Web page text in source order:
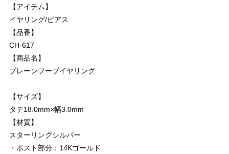
【アイテム】
イヤリング/ピアス
【品番】
CH-617
【商品名】
プレーンフープイヤリング
【サイズ】
タテ18.0mm×幅3.0mm
【材質】
スターリングシルバー
・ポスト部分：14Kゴールド